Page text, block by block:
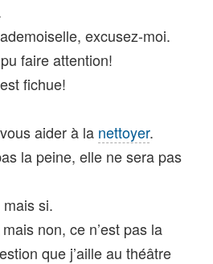
excusez-moi.
faire attention!
fichue!
aider à la nettoyer.
la peine, elle ne sera pas
si.
non, ce n’est pas la
que j’aille au théâtre